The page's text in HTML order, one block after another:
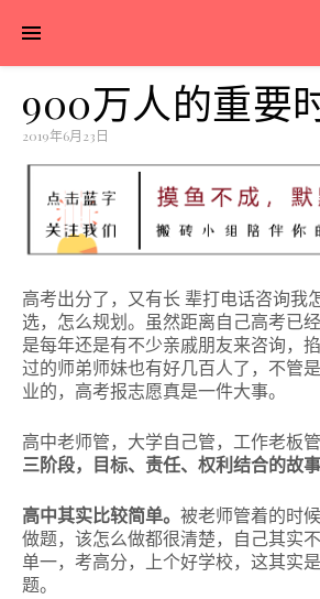
900万人的重要
2019年6月23日
高考出分了，又有长 辈打电话咨询我
选，怎么规划。 虽然距离自己高考已
是每年还是有不少亲戚朋友来咨询，
过的师弟师妹也有好几百人了，不管
业的，高考报志愿真是一件大事。
高中老师管，大学自己管，工作老板管
三阶段，目标、责任、权利结合的故事
高中其实比较简单。 被老师管着的时
做题，该怎么做都很清楚，自己其实
单一，考高分，上个好学校，这其实
题。